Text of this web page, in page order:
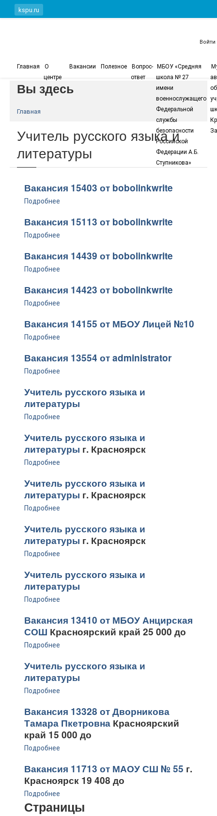
Перейти к основному содержанию
kspu.ru
Войти
Главная
О
центре
Вакансии Полезное
Вопрос-
ответ
МБОУ «Средняя
школа № 27
имени
военнослужащего
Федеральной
службы
безопасности
Российской
Федерации А.Б.
Ступникова»
Вы здесь
Главная
Учитель русского языка и
литературы
Вакансия 15403 от bobolinkwrite
Подробнее
Вакансия 15113 от bobolinkwrite
Подробнее
Вакансия 14439 от bobolinkwrite
Подробнее
Вакансия 14423 от bobolinkwrite
Подробнее
Вакансия 14155 от МБОУ Лицей №10
Подробнее
Вакансия 13554 от administrator
Подробнее
Учитель русского языка и
литературы
Подробнее
Учитель русского языка и
литературы г. Красноярск
Подробнее
Учитель русского языка и
литературы г. Красноярск
Подробнее
Учитель русского языка и
литературы г. Красноярск
Подробнее
Учитель русского языка и
литературы
Подробнее
Вакансия 13410 от МБОУ Анцирская
СОШ Красноярский край 25 000 до
Подробнее
Учитель русского языка и
литературы
Подробнее
Вакансия 13328 от Дворникова
Тамара Пкетровна Красноярский
край 15 000 до
Подробнее
Вакансия 11713 от МАОУ СШ № 55 г.
Красноярск 19 408 до
Подробнее
Страницы